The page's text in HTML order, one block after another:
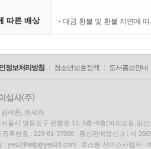
따른 배상 대금 환불 및 환불 지연에
정보처리방침 청소년보호정책 도서홍보안내
석환, 최세라
서울시 영등포구 은행로 11, 5층~6층(여의도동,일신
등록번호 : 229-81-37000 통신판매업신고 : 제
: yes24help@yes24.com 호스팅 서비스사업자 :